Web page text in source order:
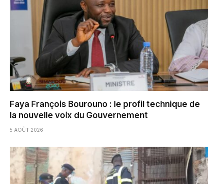
Faya François Bourouno : le profil technique de
la nouvelle voix du Gouvernement
5 AOÛT 2026